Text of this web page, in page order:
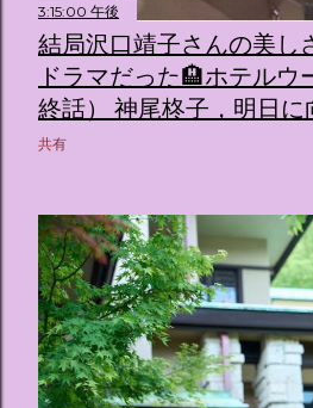
3:15:00 午後
結局沢口靖子さんの美し
ドラマだった🏨ホテルウ
終話） 神尾柊子，明日
共有